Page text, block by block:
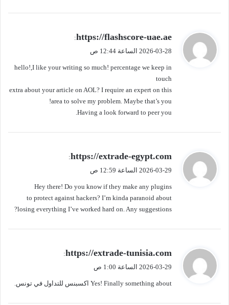
ي
ل
https://flashscore-uae.ae
:
2026-03-28 الساعة 12:44 ص
hello!,I like your writing so much! percentage we keep in
touch
extra about your article on AOL? I require an expert on this
area to solve my problem. Maybe that’s you!
Having a look forward to peer you.
ي
ل
https://extrade-egypt.com
:
2026-03-29 الساعة 12:59 ص
Hey there! Do you know if they make any plugins
to protect against hackers? I’m kinda paranoid about
losing everything I’ve worked hard on. Any suggestions?
ي
ل
https://extrade-tunisia.com
:
2026-03-29 الساعة 1:00 ص
Yes! Finally something about اكسبنس للتداول في تونس.